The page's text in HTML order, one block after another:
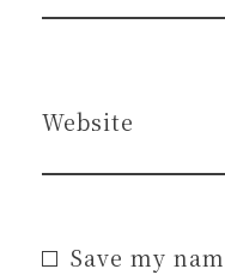
Website
Save my